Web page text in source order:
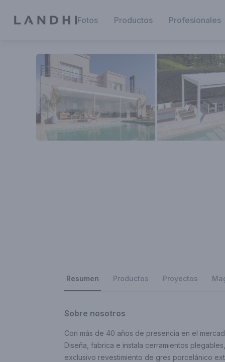
Fotos Productos Profesionales
Resumen Productos Proyectos
Sobre nosotros
Con más de 40 años de presencia en el
Diseña, fabrica e instala cerramientos
exclusivo revestimiento de gres porcelánico